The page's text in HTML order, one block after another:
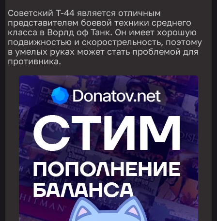
Советский Т-44 является отличным
представителем боевой техники среднего
класса в Ворлд оф Танк. Он имеет хорошую
подвижностью и скорострельность, поэтому
в умелых руках может стать проблемой для
противника.